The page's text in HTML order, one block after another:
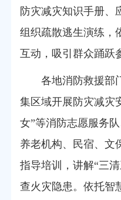
防灾减灾知识手册、
组织疏散逃生演练，
互动，吸引群众踊跃
各地消防救援部
集区域开展防灾减灾
女”等消防志愿服务
养老机构、民宿、文
指导培训，讲解“三
查火灾隐患。依托智